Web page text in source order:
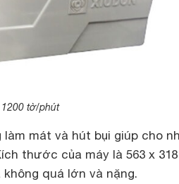
1200 tờ/phút
mát và hút bụi giúp cho
thước của máy là 563 x
quá lớn và nặng.